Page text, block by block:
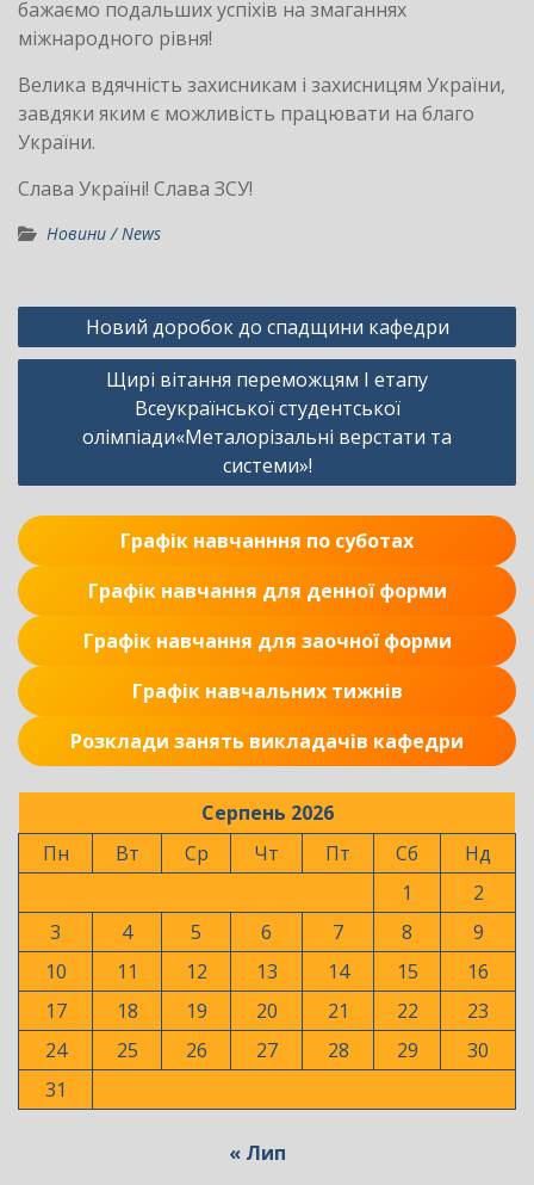
бажаємо подальших успіхів на змаганнях
міжнародного рівня!
Велика вдячність захисникам і захисницям України,
завдяки яким є можливість працювати на благо
України.
Слава Україні! Слава ЗСУ!
Новини / News
Навігація
записів
Новий доробок до спадщини кафедри
Щирі вітання переможцям І етапу
Всеукраїнської студентської
олімпіади«Металорізальні верстати та
системи»!
Графік навчанння по суботах
Графік навчання для денної форми
Графік навчання для заочної форми
Графік навчальних тижнів
Розклади занять викладачів кафедри
Серпень 2026
Пн
Вт Ср Чт Пт Сб
Нд
1
2
3
4 5 6 7 8
9
10
11 12 13 14 15
16
17
18 19 20 21 22
23
24
25 26 27 28 29
30
31
« Лип